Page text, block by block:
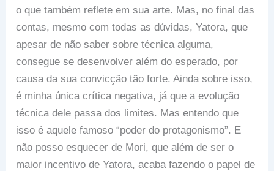
o que também reflete em sua arte. Mas, no final das
contas, mesmo com todas as dúvidas, Yatora, que
apesar de não saber sobre técnica alguma,
consegue se desenvolver além do esperado, por
causa da sua convicção tão forte. Ainda sobre isso,
é minha única crítica negativa, já que a evolução
técnica dele passa dos limites. Mas entendo que
isso é aquele famoso “poder do protagonismo”. E
não posso esquecer de Mori, que além de ser o
maior incentivo de Yatora, acaba fazendo o papel de